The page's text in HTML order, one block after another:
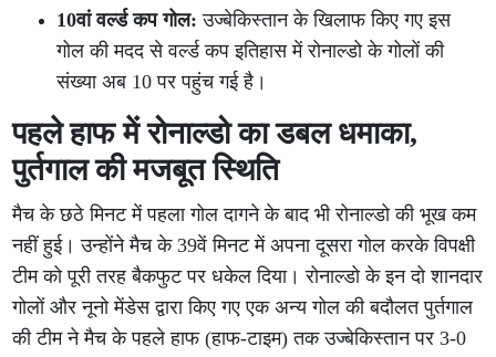
10वां वर्ल्ड कप गोल: उज्बेकिस्तान के खिलाफ किए गए इस
गोल की मदद से वर्ल्ड कप इतिहास में रोनाल्डो के गोलों की
संख्या अब 10 पर पहुंच गई है।
पहले हाफ में रोनाल्डो का डबल धमाका,
पुर्तगाल की मजबूत स्थिति
मैच के छठे मिनट में पहला गोल दागने के बाद भी रोनाल्डो की भूख कम
नहीं हुई। उन्होंने मैच के 39वें मिनट में अपना दूसरा गोल करके विपक्षी
टीम को पूरी तरह बैकफुट पर धकेल दिया। रोनाल्डो के इन दो शानदार
गोलों और नूनो मेंडेस द्वारा किए गए एक अन्य गोल की बदौलत पुर्तगाल
की टीम ने मैच के पहले हाफ (हाफ-टाइम) तक उज्बेकिस्तान पर 3-0